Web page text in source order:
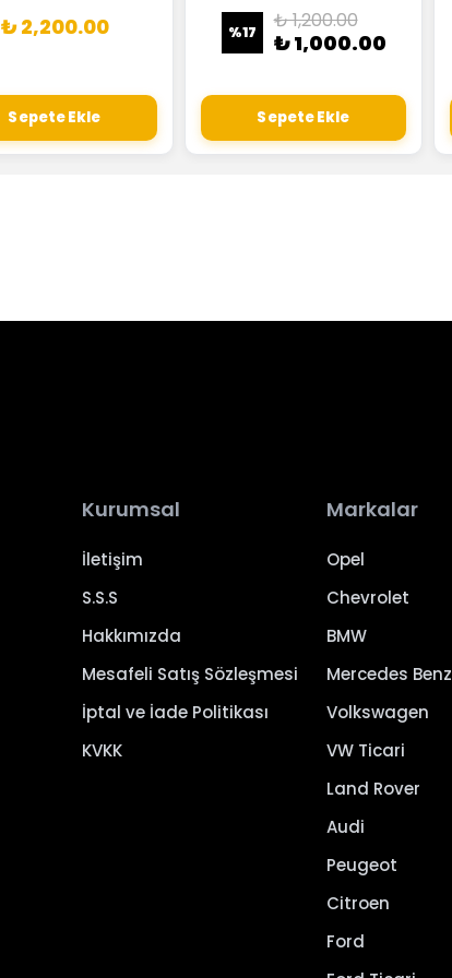
₺ 2,200.00
Sepete Ekle
%17 ₺ 1,200.00
₺ 1,000.00
Sepete Ekle
Kurumsal
İletişim
S.S.S
Hakkımızda
Mesafeli Satış Sözleşmesi
İptal ve İade Politikası
KVKK
Markalar
Opel
Chevrolet
BMW
Mercedes Benz
Volkswagen
VW Ticari
Land Rover
Audi
Peugeot
Citroen
Ford